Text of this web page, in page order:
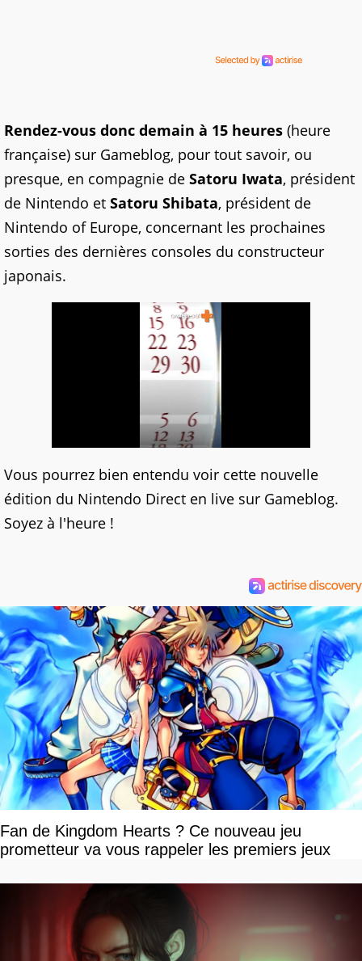
Rendez-vous donc demain à 15 heures (heure
française) sur Gameblog, pour tout savoir, ou
presque, en compagnie de Satoru Iwata, président
de Nintendo et Satoru Shibata, président de
Nintendo of Europe, concernant les prochaines
sorties des dernières consoles du constructeur
japonais.
Vous pourrez bien entendu voir cette nouvelle
édition du Nintendo Direct en live sur Gameblog.
Soyez à l'heure !
Fan de Kingdom Hearts ? Ce nouveau jeu
prometteur va vous rappeler les premiers jeux